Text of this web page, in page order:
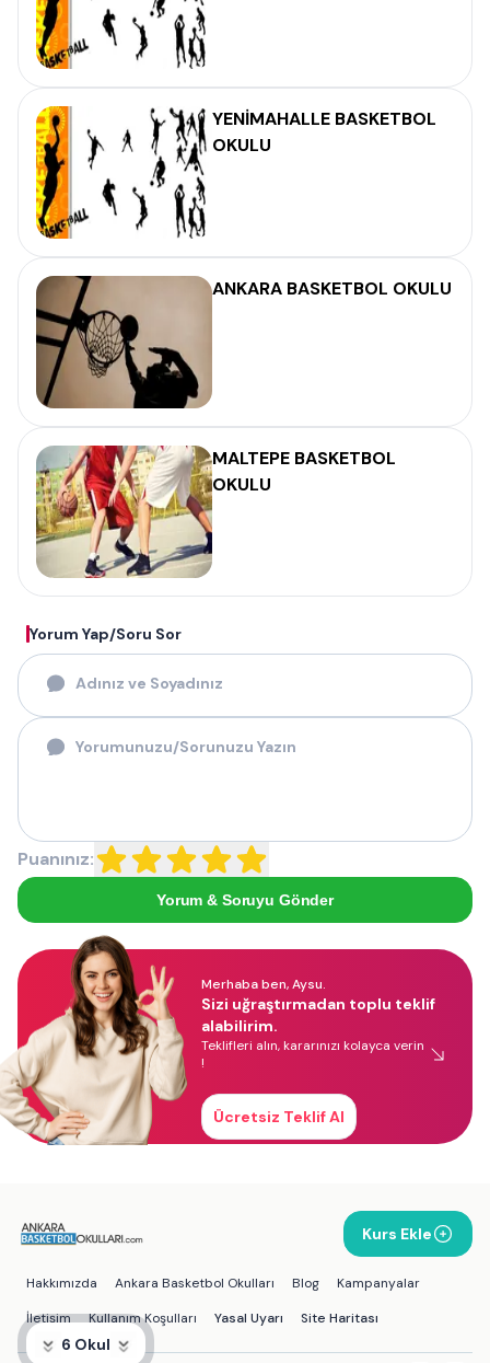
6 Okul
YENİMAHALLE BASKETBOL
OKULU
ANKARA BASKETBOL OKULU
MALTEPE BASKETBOL
OKULU
Yorum Yap/Soru Sor
Puanınız:
Yorum & Soruyu Gönder
Merhaba ben, Aysu.
Sizi uğraştırmadan toplu teklif
alabilirim.
Teklifleri alın, kararınızı kolayca verin
!
Ücretsiz Teklif Al
Kurs Ekle
Hakkımızda Ankara Basketbol Okulları Blog
Kampanyalar
İletişim
Kullanım Koşulları Yasal Uyarı Site Haritası